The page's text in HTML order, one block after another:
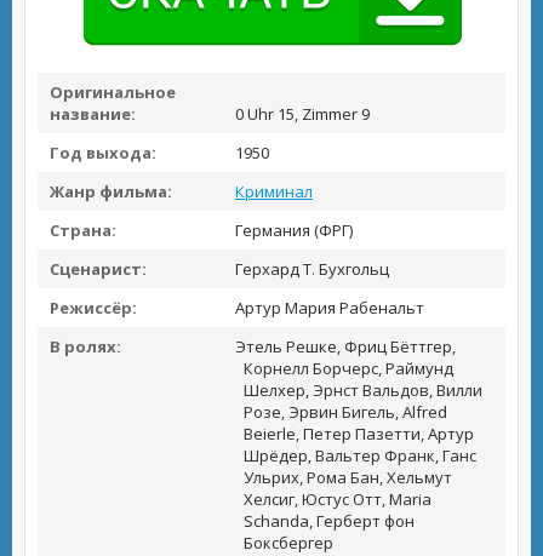
Оригинальное
название:
0 Uhr 15, Zimmer 9
Год выхода:
1950
Жанр фильма:
Криминал
Страна:
Германия (ФРГ)
Сценарист:
Герхард Т. Бухгольц
Режиссёр:
Артур Мария Рабенальт
В ролях:
Этель Решке, Фриц Бёттгер,
Корнелл Борчерс, Раймунд
Шелхер, Эрнст Вальдов, Вилли
Розе, Эрвин Бигель, Alfred
Beierle, Петер Пазетти, Артур
Шрёдер, Вальтер Франк, Ганс
Ульрих, Рома Бан, Хельмут
Хелсиг, Юстус Отт, Maria
Schanda, Герберт фон
Боксбергер